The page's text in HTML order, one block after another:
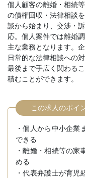
個人顧客の離婚・相続
の債権回収・法律相談
談から始まり、交渉・
応。個人案件では離婚
主な業務となります。
日常的な法律相談への
最後まで手広く関わる
積むことができます。
この求人のポイ
・個人から中小企業
できる
・離婚・相続等の
める
・代表弁護士が育児